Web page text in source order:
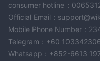
consumer hotline：
Official Email：
Mobile Phone Number：
Telegram：+60
Whatsapp：+852-6613